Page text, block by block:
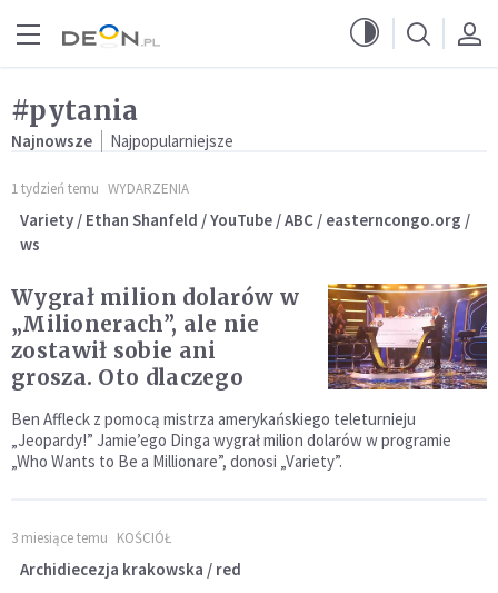
#pytania
Najnowsze Najpopularniejsze
1 tydzień temu WYDARZENIA
Variety / Ethan Shanfeld / YouTube / ABC / easterncongo.org /
ws
Wygrał milion dolarów w
„Milionerach”, ale nie
zostawił sobie ani
grosza. Oto dlaczego
Ben Affleck z pomocą mistrza amerykańskiego teleturnieju
„Jeopardy!” Jamie’ego Dinga wygrał milion dolarów w programie
„Who Wants to Be a Millionare”, donosi „Variety”.
3 miesiące temu KOŚCIÓŁ
Archidiecezja krakowska / red